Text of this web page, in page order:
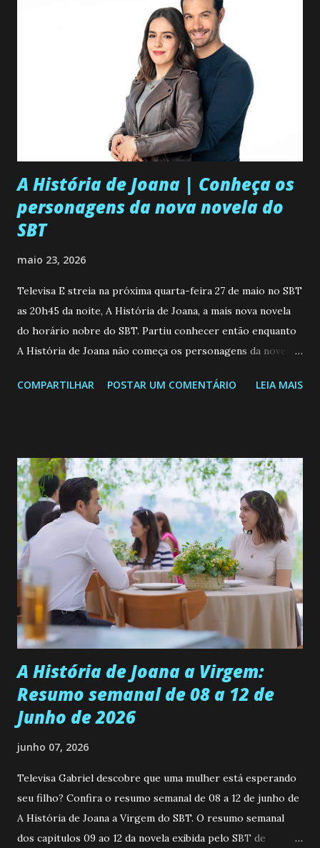
A História de Joana | Conheça os
personagens da nova novela do
SBT
maio 23, 2026
Televisa E streia na próxima quarta-feira 27 de maio no SBT
as 20h45 da noite, A História de Joana, a mais nova novela
do horário nobre do SBT. Partiu conhecer então enquanto
A História de Joana não começa os personagens da novela?
de 25/05/26 a 31/05/26 JOANA GUADALUPE (Camila
permanecer virgem até encontrar o homem que realmente
ama, o que não é fácil, já que dedica todas as suas energias a
se aprimorar, trabalhando, estudando e se orgulhando de
ser a primeira mulher da família a ingressar na
universidade. Ela tem uma personalidade muito alegre, é
muito madura para a idade, determinada, criativa e
empática. Detesta injustiças e é uma ótima amiga. Pode ser
teimosa e muito persistente quando decide fazer algo.
Durante um exame ginecológico, ela é inseminada por eng...
COMPARTILHAR POSTAR UM COMENTÁRIO LEIA MAIS
A História de Joana a Virgem:
Resumo semanal de 08 a 12 de
Junho de 2026
junho 07, 2026
Televisa Gabriel descobre que uma mulher está esperando
seu filho? Confira o resumo semanal de 08 a 12 de junho de
A História de Joana a Virgem do SBT. O resumo semanal
dos capitulos 09 ao 12 da novela exibida pelo SBT de